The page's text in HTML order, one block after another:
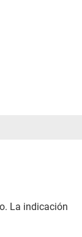
La indicación